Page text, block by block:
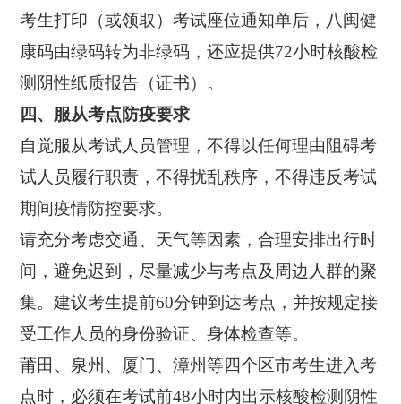
考生打印（或领取）考试座位通知单后，八闽健
康码由绿码转为非绿码，还应提供72小时核酸检
测阴性纸质报告（证书）。
四、服从考点防疫要求
自觉服从考试人员管理，不得以任何理由阻碍考
试人员履行职责，不得扰乱秩序，不得违反考试
期间疫情防控要求。
请充分考虑交通、天气等因素，合理安排出行时
间，避免迟到，尽量减少与考点及周边人群的聚
集。建议考生提前60分钟到达考点，并按规定接
受工作人员的身份验证、身体检查等。
莆田、泉州、厦门、漳州等四个区市考生进入考
点时，必须在考试前48小时内出示核酸检测阴性